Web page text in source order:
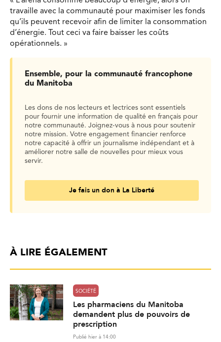
travaille avec la communauté pour maximiser les fonds
qu’ils peuvent recevoir afin de limiter la consommation
d’énergie. Tout ceci va faire baisser les coûts
opérationnels. »
Ensemble, pour la communauté francophone
du Manitoba
Les dons de nos lecteurs et lectrices sont essentiels
pour fournir une information de qualité en français pour
notre communauté. Joignez-vous à nous pour soutenir
notre mission. Votre engagement financier renforce
notre capacité à offrir un journalisme indépendant et à
améliorer notre salle de nouvelles pour mieux vous
servir.
Je fais un don à La Liberté
À LIRE ÉGALEMENT
SOCIÉTÉ
Les pharmaciens du Manitoba
demandent plus de pouvoirs de
prescription
Publié hier à 14:00